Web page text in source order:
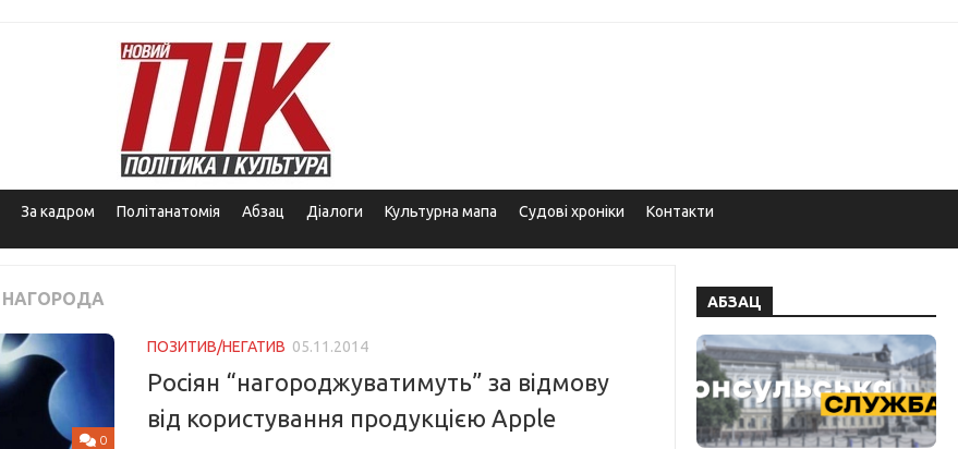
За кадром Політанатомія Абзац Діалоги Культурна мапа Судові хроніки Контакти
НАГОРОДА
0
ПОЗИТИВ/НЕГАТИВ 05.11.2014
Росіян “нагороджуватимуть” за відмову
від користування продукцією Аpple
АБЗАЦ